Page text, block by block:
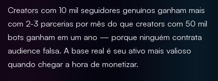
Creators com 10 mil seguidores genuínos ganham mais
com 2-3 parcerias por mês do que creators com 50 mil
bots ganham em um ano — porque ninguém contrata
audience falsa. A base real é seu ativo mais valioso
quando chegar a hora de monetizar.